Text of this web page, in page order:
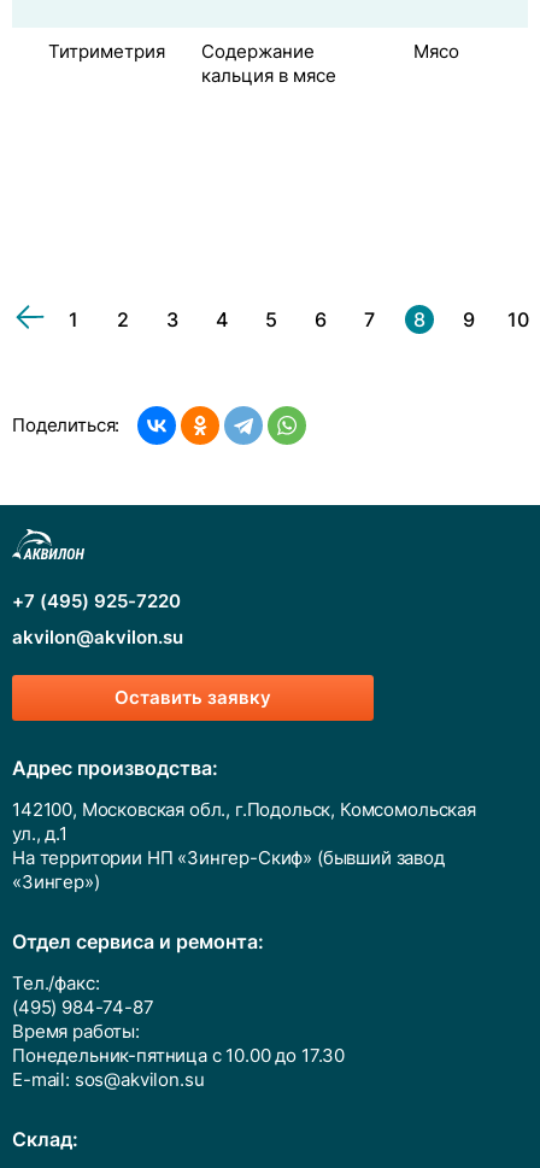
Титриметрия
Содержание
кальция в мясе
Мясо
1 2 3 4 5 6 7 8 9 10
Поделиться:
Оставить заявку
+7 (495) 925-7220
akvilon@akvilon.su
Адрес производства:
142100, Московская обл., г.Подольск, Комсомольская
ул., д.1
На территории НП «Зингер-Скиф» (бывший завод
«Зингер»)
Отдел сервиса и ремонта:
Тел./факс:
(495) 984-74-87
Время работы:
Понедельник-пятница с 10.00 до 17.30
E-mail: sos@akvilon.su
Cклад: